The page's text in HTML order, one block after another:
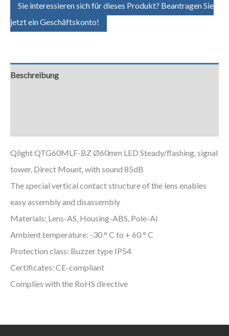
Sie interessieren sich für dieses Produkt? Beantragen Sie
jetzt ein Geschäftskonto!
Beschreibung
Qlight QTG60MLF-BZ Ø60mm LED Steady/flashing, signal
tower, Direct Mount, with sound 85dB
The special vertical contact structure of the lens enables
easy assembly and disassembly
Materials: Lens-AS, Housing-ABS, Pole-Al
Ambient temperature: -30 ° C to + 60 ° C
Protection class: Buzzer type IP54
Certificates: CE-compliant
Complies with the RoHS directive